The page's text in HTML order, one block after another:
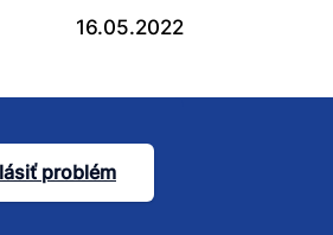
16.05.2022
problém